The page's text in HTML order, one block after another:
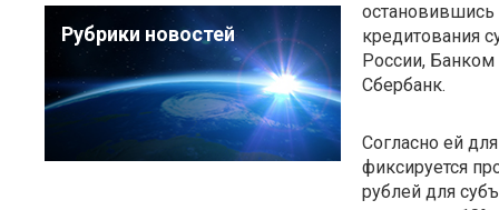
Рубрики новостей
кредитования
России,
Сбербанк.
Согласно ей
фиксируется
рублей для